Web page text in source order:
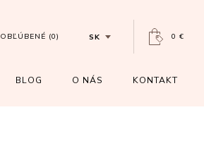
OBĽÚBENÉ (0) SK 0 €
BLOG O NÁS KONTAKT